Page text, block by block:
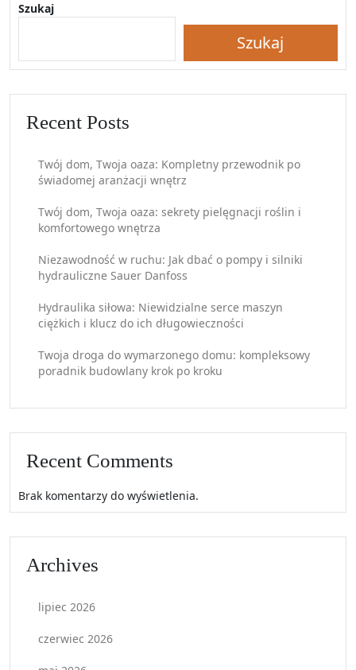
Szukaj
Szukaj
Recent Posts
Twój dom, Twoja oaza: Kompletny przewodnik po
świadomej aranżacji wnętrz
Twój dom, Twoja oaza: sekrety pielęgnacji roślin i
komfortowego wnętrza
Niezawodność w ruchu: Jak dbać o pompy i silniki
hydrauliczne Sauer Danfoss
Hydraulika siłowa: Niewidzialne serce maszyn
ciężkich i klucz do ich długowieczności
Twoja droga do wymarzonego domu: kompleksowy
poradnik budowlany krok po kroku
Recent Comments
Brak komentarzy do wyświetlenia.
Archives
lipiec 2026
czerwiec 2026